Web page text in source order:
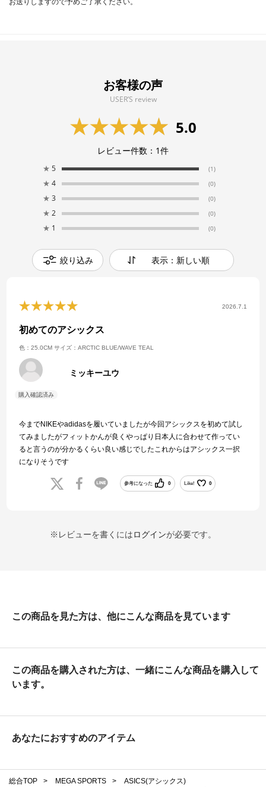
お送りしますので予めご了承ください。
お客様の声
USER’S review
5.0
レビュー件数： 1件
★ 5 (1)
★ 4 (0)
★ 3 (0)
★ 2 (0)
★ 1 (0)
絞り込み 表示：新しい順
2026.7.1
初めてのアシックス
色：25.0CM サイズ：ARCTIC BLUE/WAVE TEAL
ミッキーユウ
今までNIKEやadidasを履いていましたが今回アシックスを初めて試し
てみましたがフィットかんが良くやっぱり日本人に合わせて作ってい
ると言うのが分かるくらい良い感じでしたこれからはアシックス一択
になりそうです
参考になった 0 Like! 0
※レビューを書くにはログインが必要です。
この商品を見た方は、他にこんな商品を見ています
この商品を購入された方は、一緒にこんな商品を購入して
います。
あなたにおすすめのアイテム
総合TOP > MEGA SPORTS >
ASICS(アシックス)